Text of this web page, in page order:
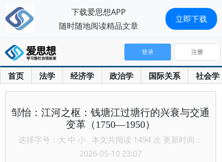
首页 法学 经济学 政治学 国际关系 社会学
登录 注册
邹怡：江河之枢：钱塘江过塘行的兴衰与交通
变革（1750—1950）
选择字号： 大 中 小 本文共阅读 1494 次 更新时间：
2026-05-10 23:07
下载爱思想APP
随时随地阅读精品文章
立即下载